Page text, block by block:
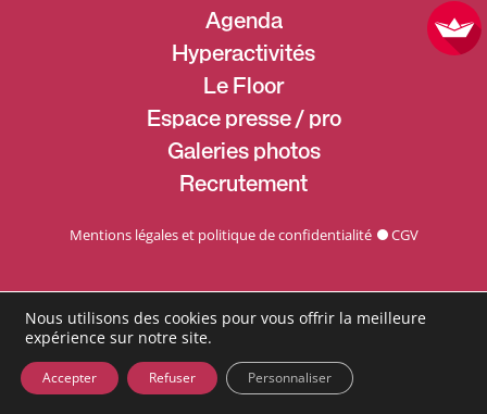
Agenda
Hyperactivités
Le Floor
Espace presse / pro
Galeries photos
Recrutement
Mentions légales et politique de confidentialité CGV
Nous utilisons des cookies pour vous offrir la meilleure
expérience sur notre site.
Accepter Refuser Personnaliser